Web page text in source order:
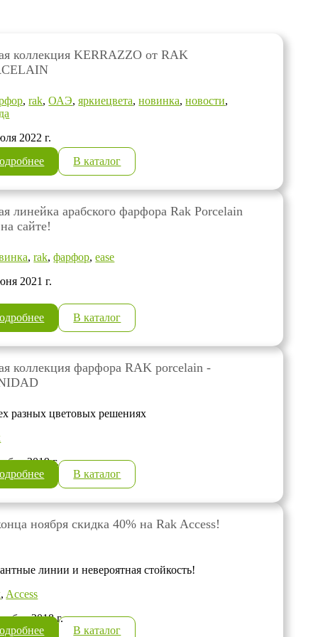
коллекция KERRAZZO от RAK
,rak,ОАЭ,яркиецвета,новинка,новости,
2022 г.
В каталог
линейка арабского фарфора Rak Porcelain
сайте!
,rak,фарфор,ease
2021 г.
В каталог
коллекция фарфора RAK porcelain -
разных цветовых решениях
2019 г.
В каталог
ноября скидка 40% на Rak Access!
линии и невероятная стойкость!
, Access
2018 г.
В каталог